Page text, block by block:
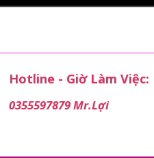
Hotline - Giờ Làm Việc:
0355597879 Mr.Lợi